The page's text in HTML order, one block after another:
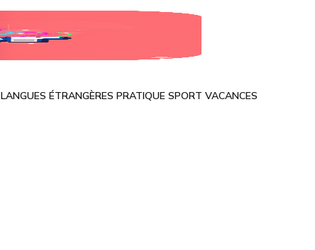
LANGUES ÉTRANGÈRES PRATIQUE SPORT VACANCES